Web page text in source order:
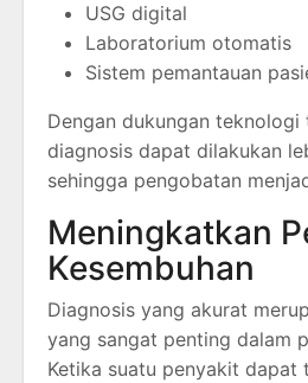
USG digital
Laboratorium otomatis
Sistem pemantauan
Dengan dukungan teknologi
diagnosis dapat dilakukan
sehingga pengobatan
Meningkatkan
Kesembuhan
Diagnosis yang akurat
yang sangat penting dalam
Ketika suatu penyakit dapat